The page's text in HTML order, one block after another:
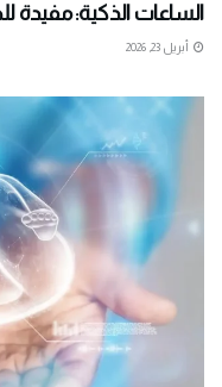
الساعات الذكية: مفيدة
أبريل 23, 2026